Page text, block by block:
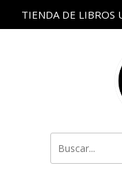
TIENDA DE LIBROS